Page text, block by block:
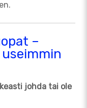
–
johda tai ole